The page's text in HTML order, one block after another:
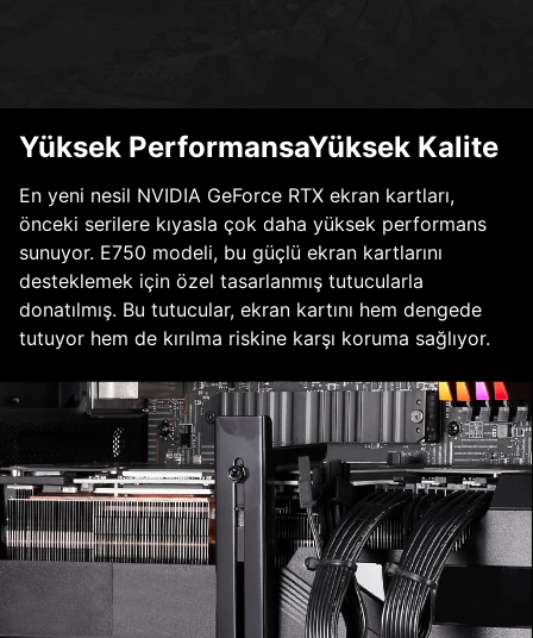
Yüksek PerformansaYüksek Kalite
En yeni nesil NVIDIA GeForce RTX ekran kartları,
önceki serilere kıyasla çok daha yüksek performans
sunuyor. E750 modeli, bu güçlü ekran kartlarını
desteklemek için özel tasarlanmış tutucularla
donatılmış. Bu tutucular, ekran kartını hem dengede
tutuyor hem de kırılma riskine karşı koruma sağlıyor.